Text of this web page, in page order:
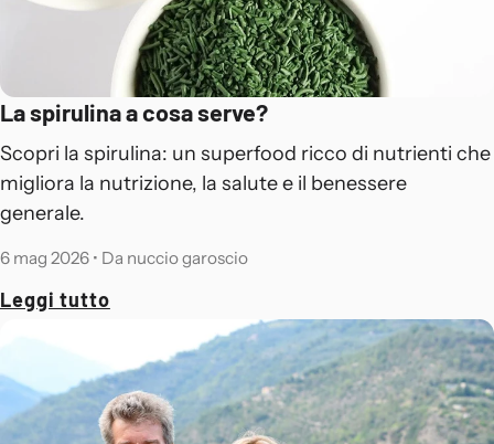
La spirulina a cosa serve?
Scopri la spirulina: un superfood ricco di nutrienti che
migliora la nutrizione, la salute e il benessere
generale.
6 mag 2026 • Da nuccio garoscio
Leggi tutto